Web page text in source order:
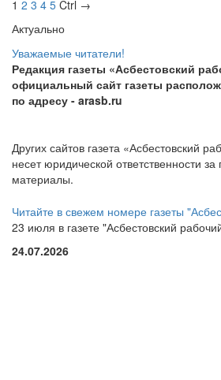
1 2 3 4 5 Ctrl →
Актуально
Уважаемые читатели!
Редакция газеты «Асбестовский
официальный сайт газеты
по адресу - arasb.ru
Других сайтов газета «Асбестовский
несет юридической ответственности
материалы.
Читайте в свежем номере газеты
23 июля в газете "Асбестовский
24.07.2026